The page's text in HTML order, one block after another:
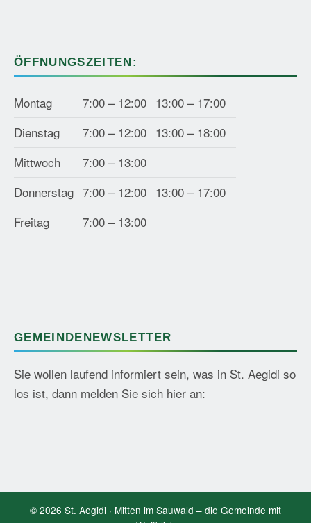
ÖFFNUNGSZEITEN:
Montag 7:00 – 12:00 13:00 – 17:00
Dienstag
7:00 – 12:00 13:00 – 18:00
Mittwoch
7:00 – 13:00
Donnerstag 7:00 – 12:00 13:00 – 17:00
Freitag
7:00 – 13:00
GEMEINDENEWSLETTER
Sie wollen laufend informiert sein, was in St. Aegidi so
los ist, dann melden Sie sich hier an:
© 2026 St. Aegidi · Mitten im Sauwald – die Gemeinde mit